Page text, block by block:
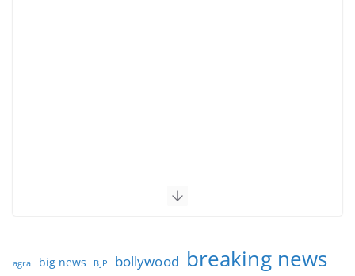
agra big news BJP bollywood breaking news